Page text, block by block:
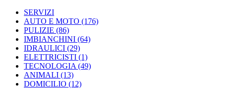
SERVIZI
AUTO E MOTO (176)
PULIZIE (86)
IMBIANCHINI (64)
IDRAULICI (29)
ELETTRICISTI (1)
TECNOLOGIA (49)
ANIMALI (13)
DOMICILIO (12)